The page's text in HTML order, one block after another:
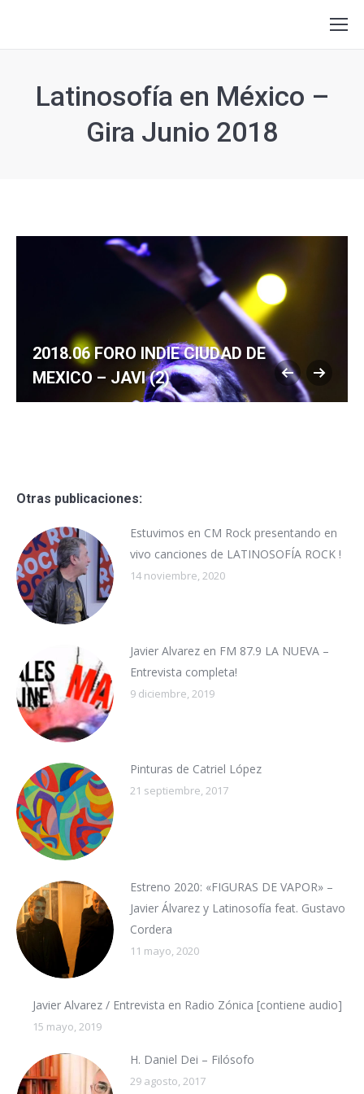
Latinosofía en México –
Gira Junio 2018
2018.06 FORO INDIE CIUDAD DE
MEXICO – JAVI (2)
Otras publicaciones:
Estuvimos en CM Rock presentando en
vivo canciones de LATINOSOFÍA ROCK !
14 noviembre, 2020
Javier Alvarez en FM 87.9 LA NUEVA –
Entrevista completa!
9 diciembre, 2019
Pinturas de Catriel López
21 septiembre, 2017
Estreno 2020: «FIGURAS DE VAPOR» –
Javier Álvarez y Latinosofía feat. Gustavo
Cordera
11 mayo, 2020
Javier Alvarez / Entrevista en Radio Zónica [contiene audio]
15 mayo, 2019
H. Daniel Dei – Filósofo
29 agosto, 2017